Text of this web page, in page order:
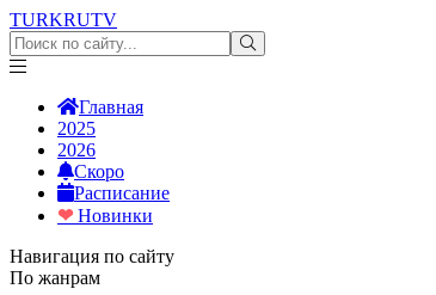
TURKRUTV
Главная
2025
2026
Скоро
Расписание
❤Новинки
Навигация по сайту
По жанрам